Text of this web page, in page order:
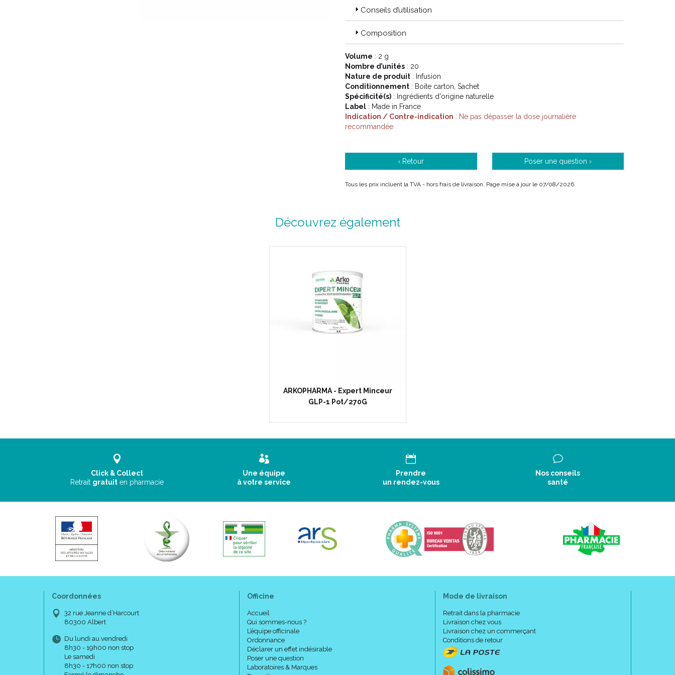
Conseils d’utilisation
Composition
Volume : 2 g
Nombre d’unités : 20
Nature de produit : Infusion
Conditionnement : Boite carton, Sachet
Spécificité(s) : Ingrédients d'origine naturelle
Label : Made in France
Indication / Contre-indication : Ne pas dépasser la dose journalière
recommandée
‹ Retour Poser une question ›
Tous les prix incluent la TVA - hors frais de livraison. Page mise à jour le 07/08/2026.
Découvrez également
ARKOPHARMA - Expert Minceur
GLP-1 Pot/270G
Click & Collect
Retrait gratuit en pharmacie
Une équipe
à votre service
Prendre
un rendez-vous
Nos conseils
santé
Coordonnées
32 rue Jeanne d’Harcourt
80300 Albert
Du lundi au vendredi
8h30 - 19h00 non stop
Le samedi
8h30 - 17h00 non stop
Officine
Accueil
Qui sommes-nous ?
L’équipe officinale
Ordonnance
Déclarer un effet indésirable
Poser une question
Laboratoires & Marques
Mode de livraison
Retrait dans la pharmacie
Livraison chez vous
Livraison chez un commerçant
Conditions de retour